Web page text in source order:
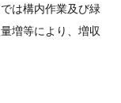
は構内作業及び緑
増等により、増収